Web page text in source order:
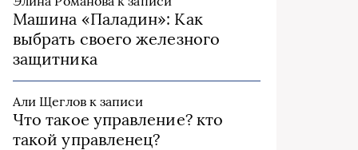
Машина «Паладин»: Как
выбрать своего железного
защитника
Али Щегловк записи
Что такое управление? кто
такой управленец?